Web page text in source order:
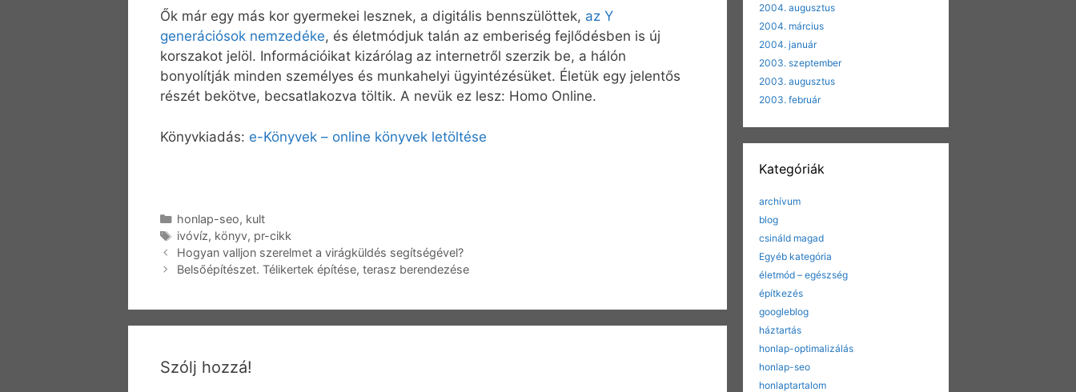
Ők már egy más kor gyermekei lesznek, a digitális bennszülöttek, az Y
generációsok nemzedéke, és életmódjuk talán az emberiség fejlődésben is új
korszakot jelöl. Információikat kizárólag az internetről szerzik be, a hálón
bonyolítják minden személyes és munkahelyi ügyintézésüket. Életük egy jelentős
részét bekötve, becsatlakozva töltik. A nevük ez lesz: Homo Online.
Könyvkiadás: e-Könyvek – online könyvek letöltése
Kategória
honlap-seo, kult
Címkék
ivóvíz, könyv, pr-cikk
Bejegyzés
navigáció
Hogyan valljon szerelmet a virágküldés segítségével?
Belsőépítészet. Télikertek építése, terasz berendezése
Szólj hozzá!
2004. augusztus
2004. március
2004. január
2003. szeptember
2003. augusztus
2003. február
Kategóriák
archívum
blog
csináld magad
Egyéb kategória
életmód – egészség
építkezés
googleblog
háztartás
honlap-optimalizálás
honlap-seo
honlaptartalom